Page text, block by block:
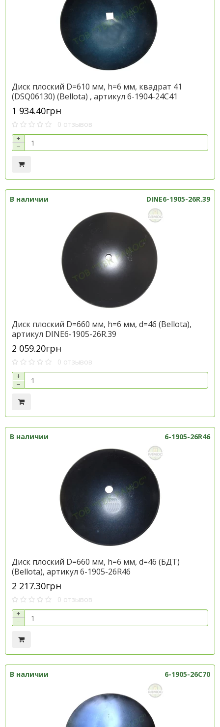
Диск плоский D=610 мм, h=6 мм, квадрат 41
(DSQ06130) (Bellota) , артикул 6-1904-24С41
1 934.40грн
0 отзывов
+
−
В наличии DІNE6-1905-26R.39
Диск плоский D=660 мм, h=6 мм, d=46 (Bellota),
артикул DІNE6-1905-26R.39
2 059.20грн
0 отзывов
+
−
В наличии 6-1905-26R46
Диск плоский D=660 мм, h=6 мм, d=46 (БДТ)
(Bellota), артикул 6-1905-26R46
2 217.30грн
0 отзывов
+
−
В наличии 6-1905-26C70